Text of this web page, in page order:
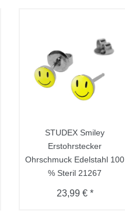
STUDEX Smiley
Erstohrstecker
Ohrschmuck Edelstahl 100
% Steril 21267
23,99 € *